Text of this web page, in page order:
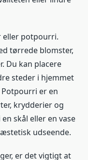
eller potpourri.
tørrede blomster,
Du kan placere
steder i hjemmet
er en
krydderier og
skål eller en vase
udseende.
er det vigtigt at